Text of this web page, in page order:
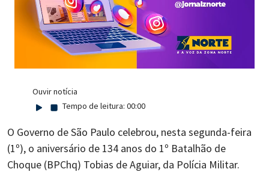
Ouvir notícia
Tempo de leitura: 00:00
O Governo de São Paulo celebrou, nesta segunda-feira
(1º), o aniversário de 134 anos do 1º Batalhão de
Choque (BPChq) Tobias de Aguiar, da Polícia Militar.